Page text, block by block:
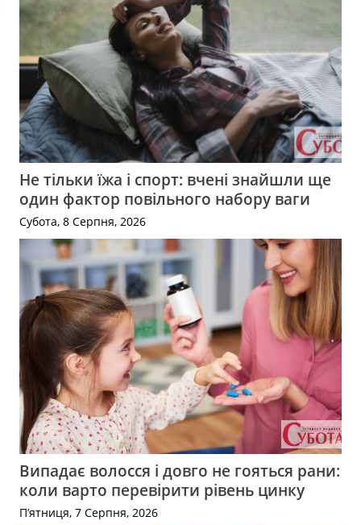
Не тільки їжа і спорт: вчені знайшли ще
один фактор повільного набору ваги
Субота, 8 Серпня, 2026
Випадає волосся і довго не гояться рани:
коли варто перевірити рівень цинку
П’ятниця, 7 Серпня, 2026